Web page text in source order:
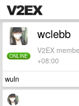
ONLINE
wclebb
V2EX
+08:00
wuln